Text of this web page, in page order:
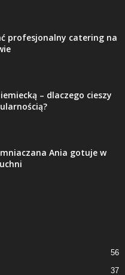
profesjonalny catering na
– dlaczego cieszy
Ania gotuje w
56
37